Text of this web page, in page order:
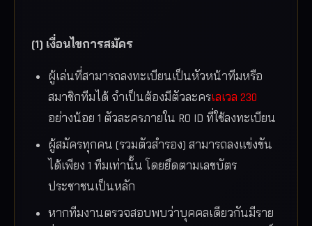
(1) เงื่อนไขการสมัคร
ผู้เล่นที่สามารถลงทะเบียนเป็นหัวหน้าทีมหรือ
สมาชิกทีมได้ จำเป็นต้องมีตัวละครเลเวล 230
อย่างน้อย 1 ตัวละครภายใน RO ID ที่ใช้ลงทะเบียน
ผู้สมัครทุกคน (รวมตัวสำรอง) สามารถลงแข่งขัน
ได้เพียง 1 ทีมเท่านั้น โดยยึดตามเลขบัตร
ประชาชนเป็นหลัก
หากทีมงานตรวจสอบพบว่าบุคคลเดียวกันมีราย